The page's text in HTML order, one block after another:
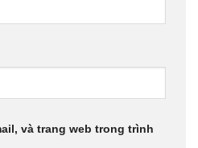
và trang web trong trình